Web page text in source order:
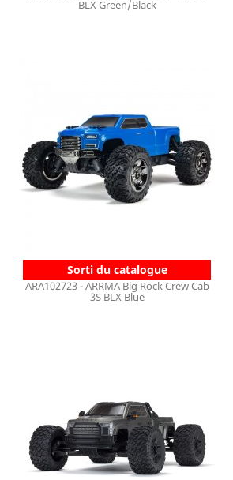
BLX Green/Black
Sorti du catalogue
ARA102723 - ARRMA Big Rock Crew Cab
3S BLX Blue